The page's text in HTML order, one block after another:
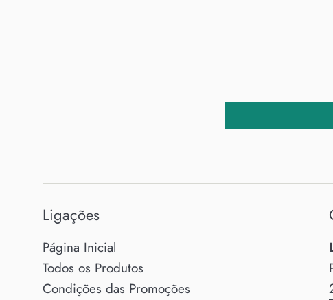
Ligações
Página Inicial
Todos os Produtos
Condições das Promoções